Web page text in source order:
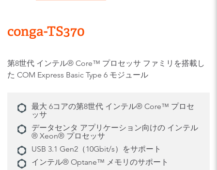
conga-TS370
第8世代 インテル® Core™ プロセッサ ファミリを搭載し
た COM Express Basic Type 6 モジュール
最大 6コアの第8世代 インテル® Core™ プロセ
ッサ
データセンタ アプリケーション向けの インテル
® Xeon® プロセッサ
USB 3.1 Gen2（10Gbit/s）をサポート
インテル® Optane™ メモリのサポート